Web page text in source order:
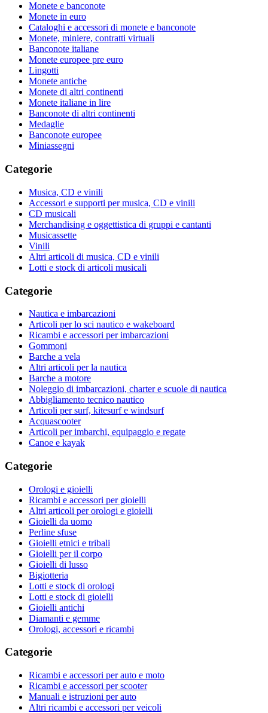
Monete e banconote
Monete in euro
Cataloghi e accessori di monete e banconote
Monete, miniere, contratti virtuali
Banconote italiane
Monete europee pre euro
Lingotti
Monete antiche
Monete di altri continenti
Monete italiane in lire
Banconote di altri continenti
Medaglie
Banconote europee
Miniassegni
Categorie
Musica, CD e vinili
Accessori e supporti per musica, CD e vinili
CD musicali
Merchandising e oggettistica di gruppi e cantanti
Musicassette
Vinili
Altri articoli di musica, CD e vinili
Lotti e stock di articoli musicali
Categorie
Nautica e imbarcazioni
Articoli per lo sci nautico e wakeboard
Ricambi e accessori per imbarcazioni
Gommoni
Barche a vela
Altri articoli per la nautica
Barche a motore
Noleggio di imbarcazioni, charter e scuole di nautica
Abbigliamento tecnico nautico
Articoli per surf, kitesurf e windsurf
Acquascooter
Articoli per imbarchi, equipaggio e regate
Canoe e kayak
Categorie
Orologi e gioielli
Ricambi e accessori per gioielli
Altri articoli per orologi e gioielli
Gioielli da uomo
Perline sfuse
Gioielli etnici e tribali
Gioielli per il corpo
Gioielli di lusso
Bigiotteria
Lotti e stock di orologi
Lotti e stock di gioielli
Gioielli antichi
Diamanti e gemme
Orologi, accessori e ricambi
Categorie
Ricambi e accessori per auto e moto
Ricambi e accessori per scooter
Manuali e istruzioni per auto
Altri ricambi e accessori per veicoli